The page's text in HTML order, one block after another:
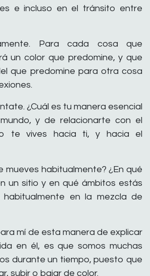
e incluso en el tránsito entre
Para cada cosa que
un color que predomine, y que
que predomine para otra cosa
¿Cuál es tu manera esencial
y de relacionarte con el
te vives hacia ti, y hacia el
mueves habitualmente? ¿En qué
un sitio y en qué ámbitos estás
habitualmente en la mezcla de
mí de esta manera de explicar
en él, es que somos muchas
durante un tiempo, puesto que
subir o bajar de color.